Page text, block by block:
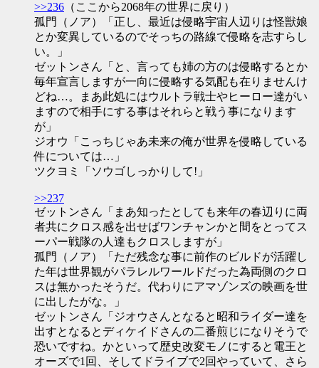
>>236 （ここから2068年の世界に戻り）
孤門（ノア）「正し、最近は侵略宇宙人辺りは怪獣娘
とか変異しているのでそっちの路線で侵略を志すらし
い。」
ゼットンさん「と、言っても姉の方のは侵略するとか
毎年宣言しますが一向に侵略する気配も在りませんけ
どね…。まあ此処にはウルトラ戦士やヒーロー達がい
ますので相手にする事はそれらと戦う事になります
が」
ジオウ「こっちじゃあ未来の俺が世界を侵略している
件については…」
ツクヨミ「ソウゴしっかりして!」
>>237
ゼットンさん「まあ知ったとしても来年の春辺りに両
者共にクロス感を出せばワンチャンかと間をとってス
ーパー戦隊の人達もクロスしますが」
孤門（ノア）「ただ残念な事に前作のビルドが活躍し
た年は世界観がパラレルワールドだった為両側のクロ
スは無かったそうだ。代わりにアマゾンズの映画を世
に出したがな。」
ゼットンさん「ジオウさんとなると昭和ライダー達を
出すとなるとディケイドさんの二番煎じになりそうで
恐いですね。かといって歴史改変モノにすると電王と
オーズで1回、そしてドライブで2回やっていて、さら